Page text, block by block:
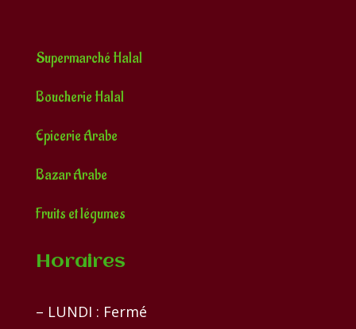
Supermarché Halal
Boucherie Halal
Epicerie Arabe
Bazar Arabe
Fruits et légumes
Horaires
– LUNDI : Fermé